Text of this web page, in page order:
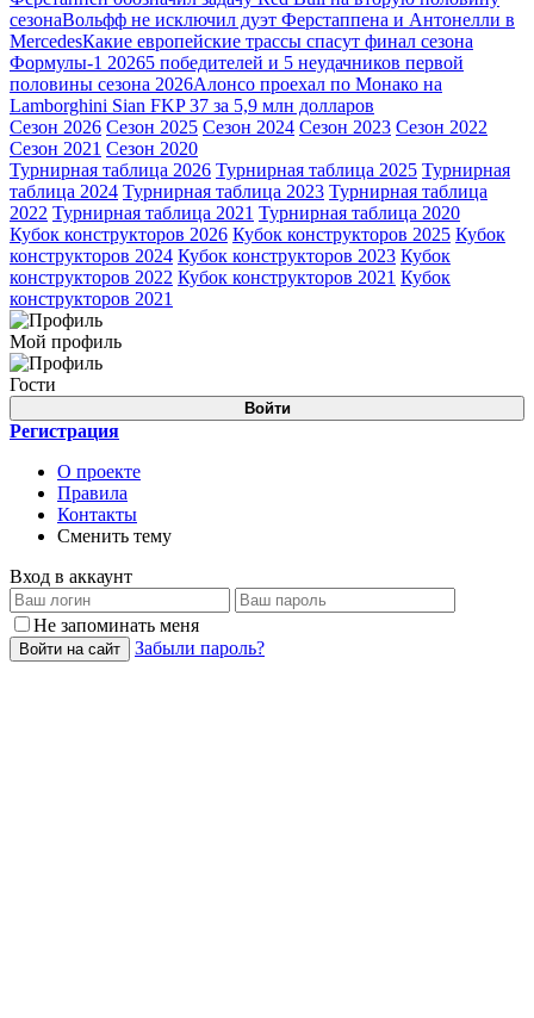
сезонаВольфф не исключил дуэт Ферстаппена и Антонелли в
MercedesКакие европейские трассы спасут финал сезона
Формулы-1 20265 победителей и 5 неудачников первой
половины сезона 2026Алонсо проехал по Монако на
Lamborghini Sian FKP 37 за 5,9 млн долларов
Сезон 2026 Сезон 2025 Сезон 2024 Сезон 2023 Сезон 2022
Сезон 2021 Сезон 2020
Турнирная таблица 2026 Турнирная таблица 2025 Турнирная
таблица 2024 Турнирная таблица 2023 Турнирная таблица
2022 Турнирная таблица 2021 Турнирная таблица 2020
Кубок конструкторов 2026 Кубок конструкторов 2025 Кубок
конструкторов 2024 Кубок конструкторов 2023 Кубок
конструкторов 2022 Кубок конструкторов 2021 Кубок
конструкторов 2021
Мой профиль
Гости
Войти
Регистрация
О проекте
Правила
Контакты
Сменить тему
Вход в аккаунт
Не запоминать меня
Войти на сайт Забыли пароль?